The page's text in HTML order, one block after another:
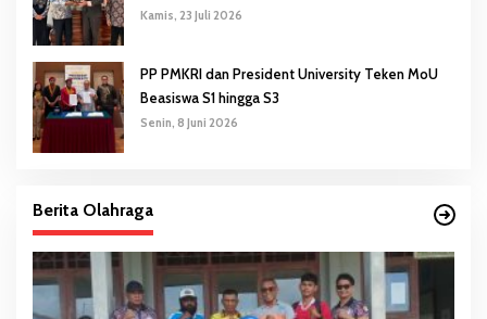
Kamis, 23 Juli 2026
PP PMKRI dan President University Teken MoU
Beasiswa S1 hingga S3
Senin, 8 Juni 2026
Berita Olahraga